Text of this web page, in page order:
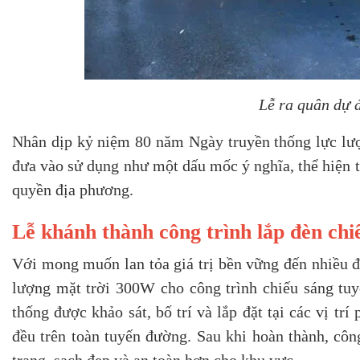
Lễ ra quân dự
Nhân dịp kỷ niệm 80 năm Ngày truyền thống lực
đưa vào sử dụng như một dấu mốc ý nghĩa, thể
quyền địa phương.
Lễ khánh thành công trình lắp đèn
Với mong muốn lan tỏa giá trị bền vững đến nhiều
lượng mặt trời 300W cho công trình chiếu sáng
thống được khảo sát, bố trí và lắp đặt tại các vị trí
đều trên toàn tuyến đường. Sau khi hoàn thành,